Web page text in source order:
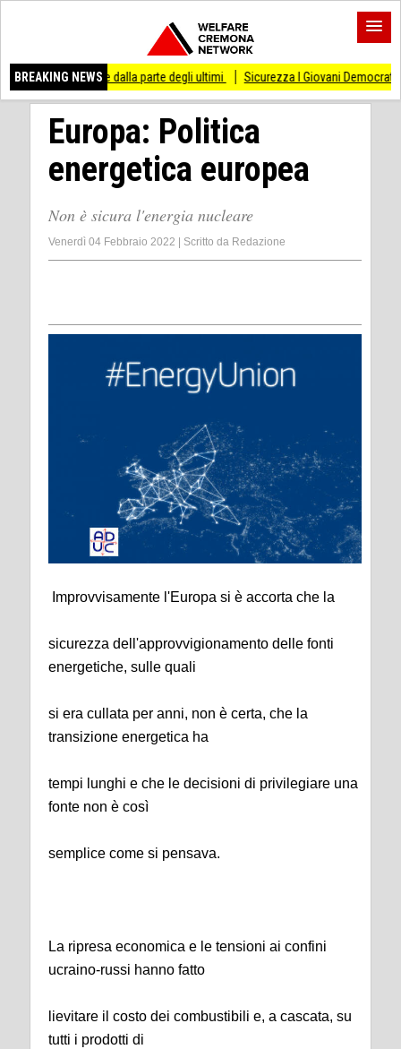
BREAKING NEWS
dalla parte degli ultimi Sicurezza I Giovani Democratici ribattono ai
Europa: Politica
energetica europea
Non è sicura l'energia nucleare
Venerdì 04 Febbraio 2022 Scritto da Redazione
Improvvisamente l'Europa si è accorta che la
sicurezza dell'approvvigionamento delle fonti
energetiche, sulle quali
si era cullata per anni, non è certa, che la
transizione energetica ha
tempi lunghi e che le decisioni di privilegiare una
fonte non è così
semplice come si pensava.
La ripresa economica e le tensioni ai confini
ucraino-russi hanno fatto
lievitare il costo dei combustibili e, a cascata, su
tutti i prodotti di